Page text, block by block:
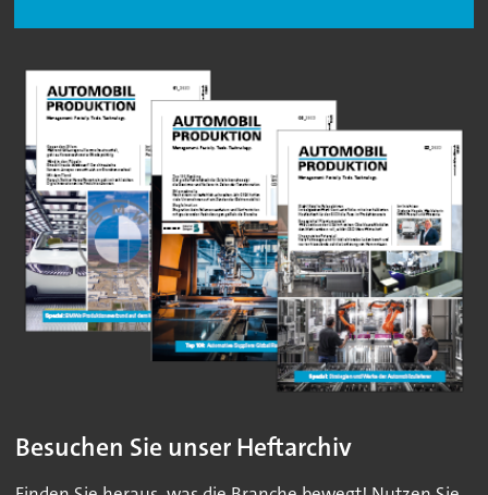
Besuchen Sie unser Heftarchiv